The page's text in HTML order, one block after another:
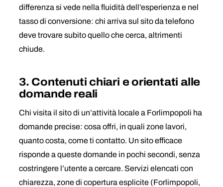
differenza si vede nella fluidità dell’esperienza e nel
tasso di conversione: chi arriva sul sito da telefono
deve trovare subito quello che cerca, altrimenti
chiude.
3. Contenuti chiari e orientati alle
domande reali
Chi visita il sito di un’attività locale a Forlimpopoli ha
domande precise: cosa offri, in quali zone lavori,
quanto costa, come ti contatto. Un sito efficace
risponde a queste domande in pochi secondi, senza
costringere l’utente a cercare. Servizi elencati con
chiarezza, zone di copertura esplicite (Forlimpopoli,